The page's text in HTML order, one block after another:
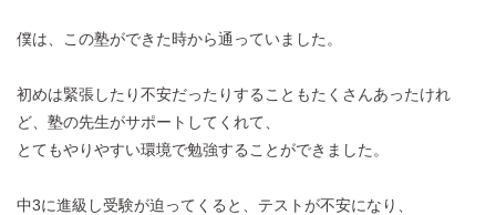
僕は、この塾ができた時から通っていました。
初めは緊張したり不安だったりすることもたくさんあったけれ
ど、塾の先生がサポートしてくれて、
とてもやりやすい環境で勉強することができました。
中3に進級し受験が迫ってくると、テストが不安になり、